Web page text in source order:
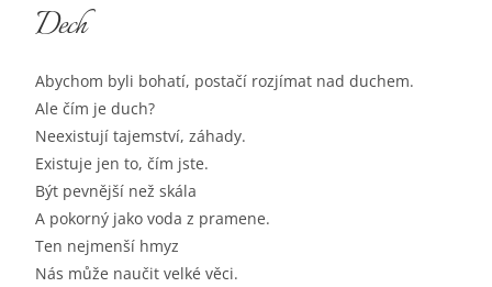
Dech
Abychom byli bohatí, postačí rozjímat nad duchem.
Ale čím je duch?
Neexistují tajemství, záhady.
Existuje jen to, čím jste.
Být pevnější než skála
A pokorný jako voda z pramene.
Ten nejmenší hmyz
Nás může naučit velké věci.